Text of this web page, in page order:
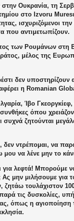
Ουκρανία, τη
στο Izvoru
ισχυριζόμενοι
που αντιμετωπίζουν.
των Ρουμάνων στη
μέλος της
δεν υποστηρίζουν
η Romanian
Ίβο Γκεοργκίεφ,
όπου
ζητούνται
ντρέπομαι, να
να λένε μην το
για λεφτά! Μπορούμε
μην μιλήσουμε για το
τουλάχιστον
τις δυσκολίες,
όπως η αγιοποίηση